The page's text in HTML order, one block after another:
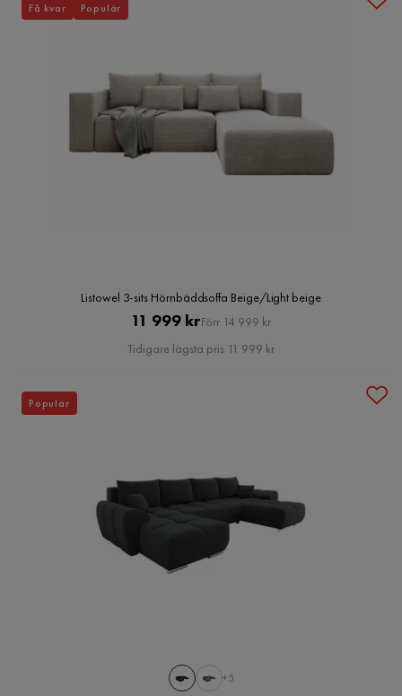
Listowel 3-sits Hörnbäddsoffa Beige/Light beige
Pris
11 999 krOriginal
Pris
Förr 14 999 kr
Tidigare lägsta pris 11 999 kr
Få kvar Populär
+5
Populär